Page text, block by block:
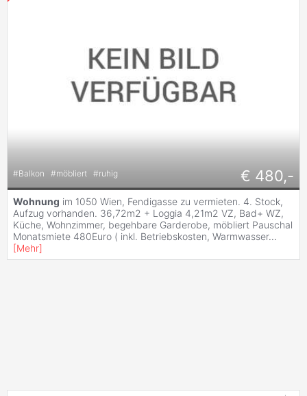
#Balkon #möbliert #ruhig € 480,-
Wohnung im 1050 Wien, Fendigasse zu vermieten. 4. Stock,
Aufzug vorhanden. 36,72m2 + Loggia 4,21m2 VZ, Bad+ WZ,
Küche, Wohnzimmer, begehbare Garderobe, möbliert Pauschal
Monatsmiete 480Euro ( inkl. Betriebskosten, Warmwasser...
[Mehr]